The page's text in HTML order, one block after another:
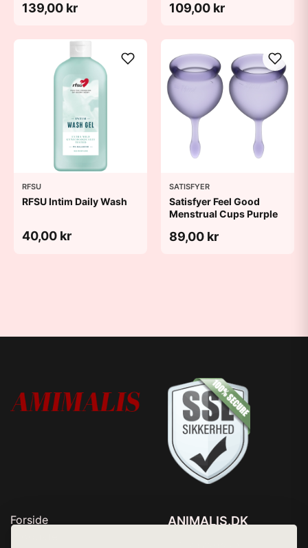
139,00 kr 109,00 kr
RFSU
RFSU Intim Daily Wash
40,00 kr
SATISFYER
Satisfyer Feel Good
Menstrual Cups Purple
89,00 kr
Forside
ANIMALIS.DK